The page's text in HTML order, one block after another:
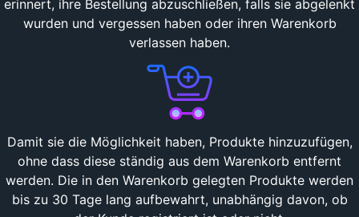
erinnert, ihre Bestellung abzuschließen, falls sie abgelenkt
wurden und vergessen haben oder ihren Warenkorb
verlassen haben.
Damit sie die Möglichkeit haben, Produkte hinzuzufügen,
ohne dass diese ständig aus dem Warenkorb entfernt
werden. Die in den Warenkorb gelegten Produkte werden
bis zu 30 Tage lang aufbewahrt, unabhängig davon, ob